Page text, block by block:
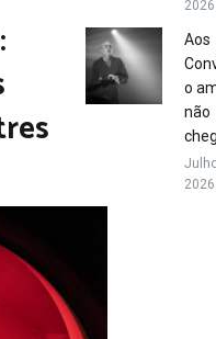
2026
Aos
o
não
2026